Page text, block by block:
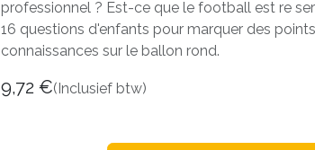
professionnel ? Est-ce que le football est re
16 questions d'enfants pour marquer des
connaissances sur le ballon rond.
9,72 €(Inclusief btw)